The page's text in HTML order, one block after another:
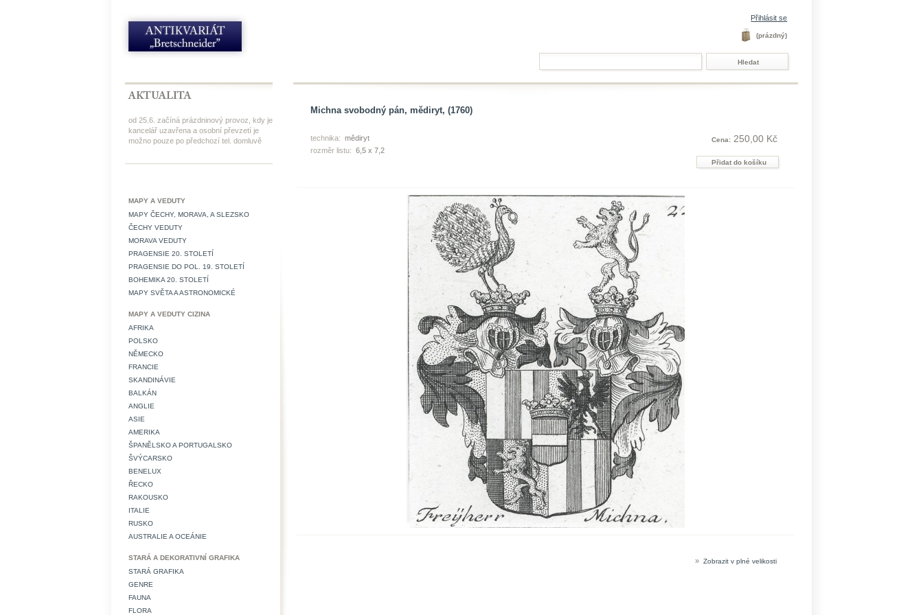
Přihlásit se
(prázdný)
od 25.6. začíná prázdninový provoz, kdy je
kancelář uzavřena a osobní převzetí je
možno pouze po předchozí tel. domluvě
MAPY A VEDUTY
MAPY ČECHY, MORAVA, A SLEZSKO
ČECHY VEDUTY
MORAVA VEDUTY
PRAGENSIE 20. STOLETÍ
PRAGENSIE DO POL. 19. STOLETÍ
BOHEMIKA 20. STOLETÍ
MAPY SVĚTA A ASTRONOMICKÉ
MAPY A VEDUTY CIZINA
AFRIKA
POLSKO
NĚMECKO
FRANCIE
SKANDINÁVIE
BALKÁN
ANGLIE
ASIE
AMERIKA
ŠPANĚLSKO A PORTUGALSKO
ŠVÝCARSKO
BENELUX
ŘECKO
RAKOUSKO
ITALIE
RUSKO
AUSTRALIE A OCEÁNIE
STARÁ A DEKORATIVNÍ GRAFIKA
STARÁ GRAFIKA
GENRE
FAUNA
FLORA
Michna svobodný pán, mědiryt, (1760)
technika: mědiryt
rozměr listu: 6,5 x 7,2
Cena: 250,00 Kč
» Zobrazit v plné velikosti